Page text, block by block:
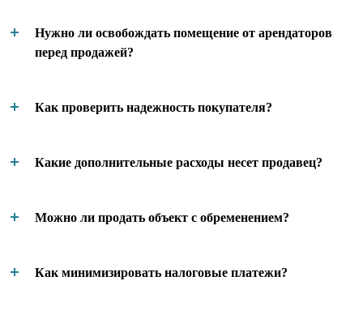
Нужно ли освобождать помещение от арендаторов
перед продажей?
Как проверить надежность покупателя?
Какие дополнительные расходы несет продавец?
Можно ли продать объект с обременением?
Как минимизировать налоговые платежи?